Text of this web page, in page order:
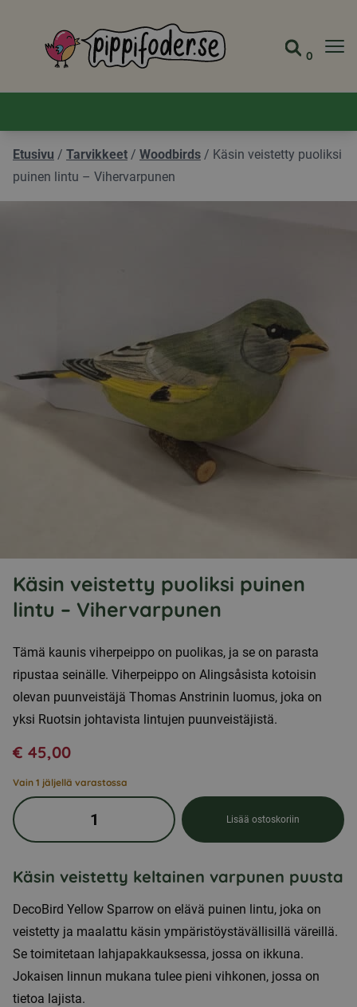
Pippifoder logo Siirry
0
Etusivu / Tarvikkeet / Woodbirds / Käsin veistetty puoliksi
puinen lintu – Vihervarpunen
Käsin veistetty puoliksi puinen
lintu – Vihervarpunen
Tämä kaunis viherpeippo on puolikas, ja se on parasta
ripustaa seinälle. Viherpeippo on Alingsåsista kotoisin
olevan puunveistäjä Thomas Anstrinin luomus, joka on
yksi Ruotsin johtavista lintujen puunveistäjistä.
€ 45,00
Vain 1 jäljellä varastossa
Käsin
veistetty
puinen
-
Vihervarpunen
määrä
Lisää ostoskoriin
Käsin veistetty keltainen varpunen puusta
DecoBird Yellow Sparrow on elävä puinen lintu, joka on
veistetty ja maalattu käsin ympäristöystävällisillä väreillä.
Se toimitetaan lahjapakkauksessa, jossa on ikkuna.
Jokaisen linnun mukana tulee pieni vihkonen, jossa on
tietoa lajista.